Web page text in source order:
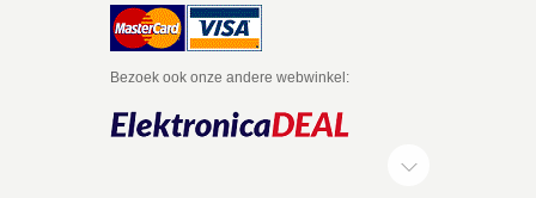
Bezoek ook onze andere webwinkel: